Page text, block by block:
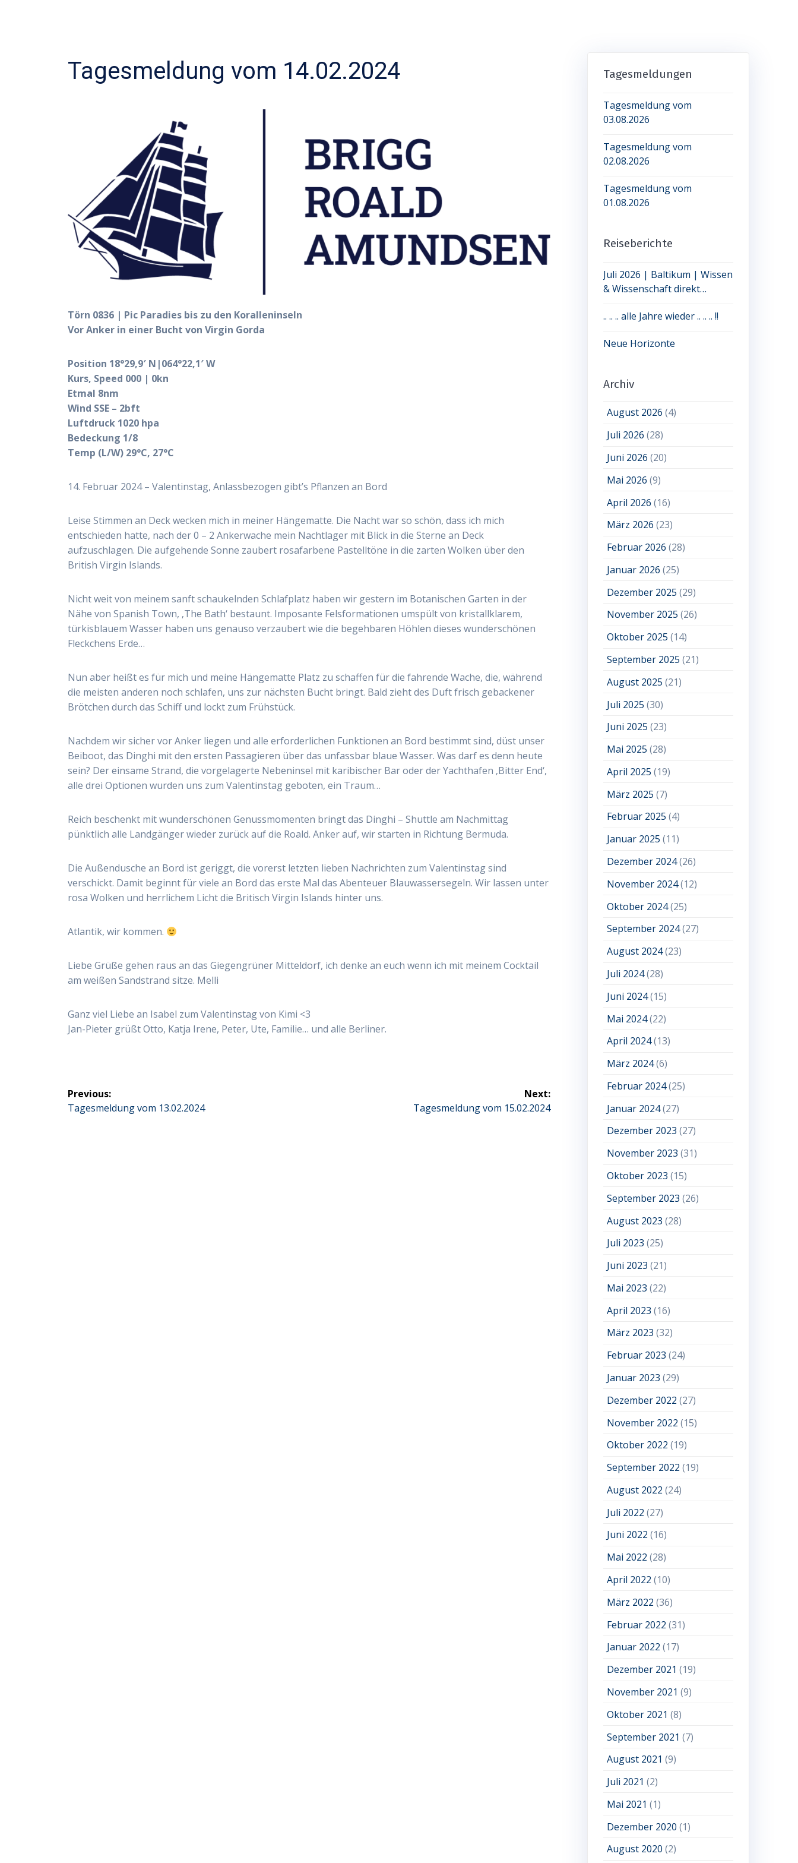
Tagesmeldung vom 14.02.2024
Törn 0836 | Pic Paradies bis zu den Koralleninseln
Vor Anker in einer Bucht von Virgin Gorda
Position 18°29,9′ N|064°22,1′ W
Kurs, Speed 000 | 0kn
Etmal 8nm
Wind SSE – 2bft
Luftdruck 1020 hpa
Bedeckung 1/8
Temp (L/W) 29°C, 27°C
14. Februar 2024 – Valentinstag, Anlassbezogen gibt’s Pflanzen an Bord
Leise Stimmen an Deck wecken mich in meiner Hängematte. Die Nacht war so schön, dass ich mich
entschieden hatte, nach der 0 – 2 Ankerwache mein Nachtlager mit Blick in die Sterne an Deck
aufzuschlagen. Die aufgehende Sonne zaubert rosafarbene Pastelltöne in die zarten Wolken über den
British Virgin Islands.
Nicht weit von meinem sanft schaukelnden Schlafplatz haben wir gestern im Botanischen Garten in der
Nähe von Spanish Town, ‚The Bath‘ bestaunt. Imposante Felsformationen umspült von kristallklarem,
türkisblauem Wasser haben uns genauso verzaubert wie die begehbaren Höhlen dieses wunderschönen
Fleckchens Erde…
Nun aber heißt es für mich und meine Hängematte Platz zu schaffen für die fahrende Wache, die, während
die meisten anderen noch schlafen, uns zur nächsten Bucht bringt. Bald zieht des Duft frisch gebackener
Brötchen durch das Schiff und lockt zum Frühstück.
Nachdem wir sicher vor Anker liegen und alle erforderlichen Funktionen an Bord bestimmt sind, düst unser
Beiboot, das Dinghi mit den ersten Passagieren über das unfassbar blaue Wasser. Was darf es denn heute
sein? Der einsame Strand, die vorgelagerte Nebeninsel mit karibischer Bar oder der Yachthafen ‚Bitter End‘,
alle drei Optionen wurden uns zum Valentinstag geboten, ein Traum…
Reich beschenkt mit wunderschönen Genussmomenten bringt das Dinghi – Shuttle am Nachmittag
pünktlich alle Landgänger wieder zurück auf die Roald. Anker auf, wir starten in Richtung Bermuda.
Die Außendusche an Bord ist geriggt, die vorerst letzten lieben Nachrichten zum Valentinstag sind
verschickt. Damit beginnt für viele an Bord das erste Mal das Abenteuer Blauwassersegeln. Wir lassen unter
rosa Wolken und herrlichem Licht die Britisch Virgin Islands hinter uns.
Atlantik, wir kommen.
Liebe Grüße gehen raus an das Giegengrüner Mitteldorf, ich denke an euch wenn ich mit meinem Cocktail
am weißen Sandstrand sitze. Melli
Ganz viel Liebe an Isabel zum Valentinstag von Kimi <3
Jan-Pieter grüßt Otto, Katja Irene, Peter, Ute, Familie… und alle Berliner.
Beitragsnavigation
Previous:
Previous
Tagesmeldung vom 13.02.2024
Next:
Next
Tagesmeldung vom 15.02.2024
Tagesmeldungen
Tagesmeldung vom
03.08.2026
Tagesmeldung vom
02.08.2026
Tagesmeldung vom
01.08.2026
Reiseberichte
Juli 2026 | Baltikum | Wissen
& Wissenschaft direkt
.. .. .. alle Jahre wieder .. .. .. !!
Neue Horizonte
Archiv
August 2026 (4)
Juli 2026 (28)
Juni 2026 (20)
Mai 2026 (9)
April 2026 (16)
März 2026 (23)
Februar 2026 (28)
Januar 2026 (25)
Dezember 2025 (29)
November 2025 (26)
Oktober 2025 (14)
September 2025 (21)
August 2025 (21)
Juli 2025 (30)
Juni 2025 (23)
Mai 2025 (28)
April 2025 (19)
März 2025 (7)
Februar 2025 (4)
Januar 2025 (11)
Dezember 2024(26)
November 2024(12)
Oktober 2024(25)
September 2024(27)
August 2024(23)
Juli 2024(28)
Juni 2024(15)
Mai 2024(22)
April 2024(13)
März 2024(6)
Februar 2024(25)
Januar 2024(27)
Dezember 2023 (27)
November 2023 (31)
Oktober 2023 (15)
September 2023 (26)
August 2023 (28)
Juli 2023 (25)
Juni 2023 (21)
Mai 2023 (22)
April 2023 (16)
März 2023 (32)
Februar 2023 (24)
Januar 2023 (29)
Dezember 2022 (27)
November 2022 (15)
Oktober 2022 (19)
September 2022 (19)
August 2022 (24)
Juli 2022 (27)
Juni 2022 (16)
Mai 2022 (28)
April 2022 (10)
März 2022 (36)
Februar 2022 (31)
Januar 2022 (17)
Dezember 2021 (19)
November 2021 (9)
Oktober 2021 (8)
September 2021 (7)
August 2021 (9)
Juli 2021 (2)
Mai 2021 (1)
Dezember 2020 (1)
August 2020 (2)